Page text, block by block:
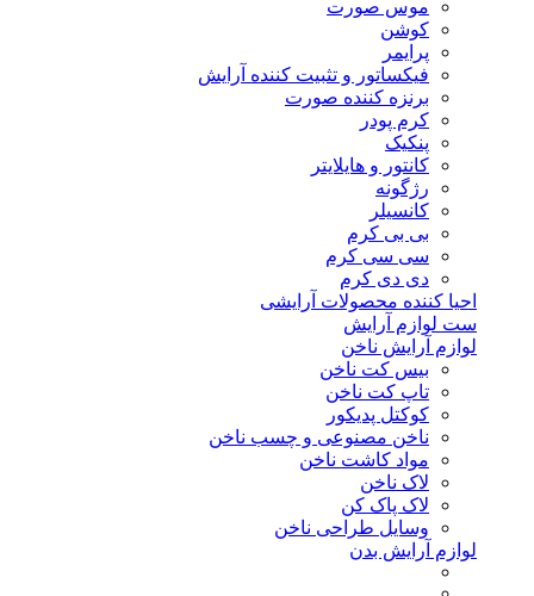
موس صورت
کوشن
پرایمر
فیکساتور و تثبیت کننده آرایش
برنزه کننده صورت
کرم پودر
پنکیک
کانتور و هایلایتر
رژگونه
کانسیلر
بی بی کرم
سی سی کرم
دی دی کرم
احیا کننده محصولات آرایشی
ست لوازم آرایش
لوازم آرایش ناخن
بیس کت ناخن
تاپ کت ناخن
کوکتل پدیکور
ناخن مصنوعی و چسب ناخن
مواد کاشت ناخن
لاک ناخن
لاک پاک کن
وسایل طراحی ناخن
لوازم آرایش بدن